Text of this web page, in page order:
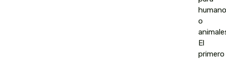
o
El
primero